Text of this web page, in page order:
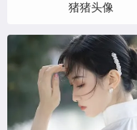
猪猪头像